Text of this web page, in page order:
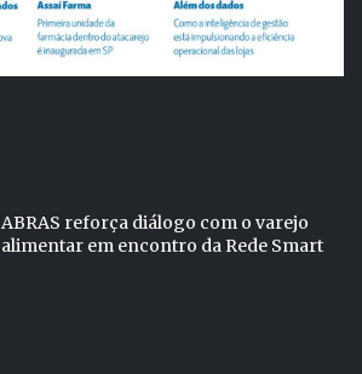
ABRAS reforça diálogo com o varejo
alimentar em encontro da Rede Smart